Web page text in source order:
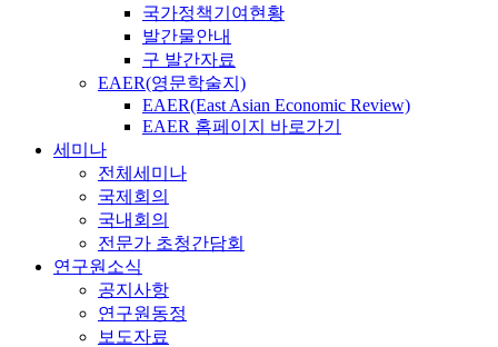
국가정책기여현황
발간물안내
구 발간자료
EAER(영문학술지)
EAER(East Asian Economic Review)
EAER 홈페이지 바로가기
세미나
전체세미나
국제회의
국내회의
전문가 초청간담회
연구원소식
공지사항
연구원동정
보도자료